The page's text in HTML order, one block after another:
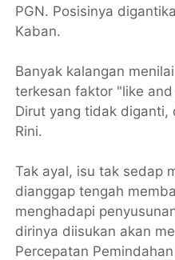
PGN. Posisinya
Kaban.
Banyak kalangan
terkesan faktor "like
Dirut yang tidak diganti,
Rini.
Tak ayal, isu tak sedap
dianggap tengah
menghadapi
dirinya diisukan akan
Percepatan